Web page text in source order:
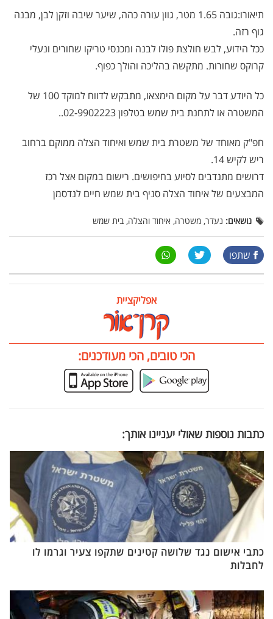
תיאורו:גובה 1.65 מטר, גוון עורה כהה, שיער שיבה וזקן לבן, מבנה
גוף רזה.
ככל הידוע, לבש חולצת פולו לבנה ומכנסי טריקו שחורים ונעלי
קרוקס שחורות. מתקשה בהליכה והולך כפוף.
כל היודע דבר על מקום הימצאו, מתבקש לדווח למוקד 100 של
המשטרה או לתחנת בית שמש בטלפון 02-9902223..
חפ"ק מאוחד של משטרת בית שמש ואיחוד הצלה ממוקם ברחוב
ריש לקיש 14.
דרושים מתנדבים לסיוע בחיפושים. רישום במקום אצל רכז
המבצעים של איחוד הצלה סניף בית שמש חיים לנדסמן
נושאים: נעדר, משטרה, איחוד והצלה, בית שמש
שתפו
אפליקציית
הכי טובים, הכי מעודכנים:
כתבות נוספות שאולי יעניינו אותך:
כתבי אישום נגד שלושה קטינים שתקפו צעיר וגרמו לו
לחבלות